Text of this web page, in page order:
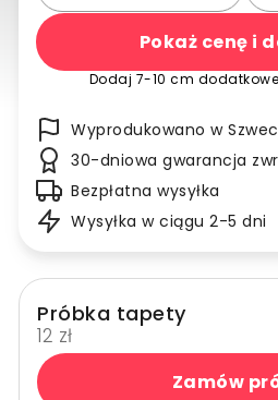
Pokaż cenę i
Dodaj 7-10 cm
Wyprodukowano w
30-dniowa gwarancja
Bezpłatna wysyłka
Wysyłka w ciągu 2-5 dni
Próbka tapety
12 zł
Zamów